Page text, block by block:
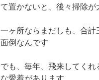
て置かないと、後々掃除
一ヶ所ならまだしも、合計
面倒なんです
でも、毎年、飛来してく